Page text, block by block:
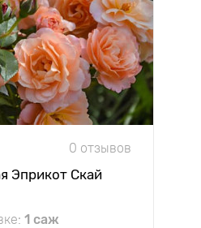
0 отзывов
Эприкот Скай
1 саж